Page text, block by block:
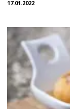
17.01.2022